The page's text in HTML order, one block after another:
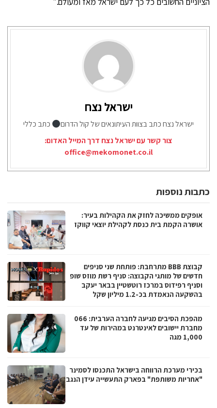
ישראל נצח
ישראל נצח כתב בצוות העיתונאים של קול הדרום
כתב כללי
צור קשר עם ישראל נצח דרך המייל האדום:
office@mekomonet.co.il
כתבות נוספות
אופקים ממשיכה לחזק את הקהילות בעיר:
אושרה הקמת בית כנסת לקהילת יוצאי קווקז
קבוצת BBB מתרחבת: פותחת שני סניפים
חדשים של מותגי הקבוצה: סניף רשת מוזס שופ
וסניף רפידוס במרכז רוטשטיין בבאר יעקב
בהשקעה הנאמדת בכ-1.2 מיליון שקל
מהפכת הסיבים מגיעה לחברה הערבית: 066
מחברת יישובים לאינטרנט במהירות של עד
1,000 מגה
בכירי מערכת הרווחה בישראל התכנסו לסמינר
"אחריות משותפת" בפארק התעשייה עידן הנגב